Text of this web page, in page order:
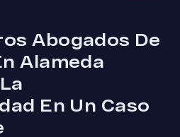
Abogados De
Alameda
En Un Caso